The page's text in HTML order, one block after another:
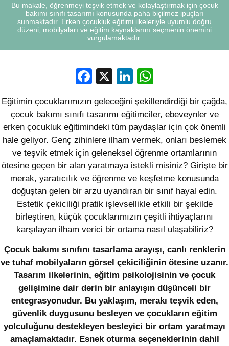
Bu makale, öğrenmeyi teşvik etmek ve kolaylaştırmak için çocuk
bakımı sınıfı tasarımı konusunda paha biçilmez ipuçları
sunmaktadır. Erken çocukluk eğitimi ilkeleriyle uyumlu doğru
düzeni, mobilyaları ve eğitim kaynaklarını seçmenin önemini
vurgulamaktadır.
Facebook
X LinkedIn
Eğitimin çocuklarımızın geleceğini şekillendirdiği bir çağda,
çocuk bakımı sınıfı tasarımı eğitimciler, ebeveynler ve
erken çocukluk eğitimindeki tüm paydaşlar için çok önemli
hale geliyor. Genç zihinlere ilham vermek, onları beslemek
ve teşvik etmek için geleneksel öğrenme ortamlarının
ötesine geçen bir alan yaratmaya istekli misiniz? Girişte bir
merak, yaratıcılık ve öğrenme ve keşfetme konusunda
doğuştan gelen bir arzu uyandıran bir sınıf hayal edin.
Estetik çekiciliği pratik işlevsellikle etkili bir şekilde
birleştiren, küçük çocuklarımızın çeşitli ihtiyaçlarını
karşılayan ilham verici bir ortama nasıl ulaşabiliriz?
Çocuk bakımı sınıfını tasarlama arayışı, canlı renklerin
ve tuhaf mobilyaların görsel çekiciliğinin ötesine uzanır.
Tasarım ilkelerinin, eğitim psikolojisinin ve çocuk
gelişimine dair derin bir anlayışın düşünceli bir
entegrasyonudur. Bu yaklaşım, merakı teşvik eden,
güvenlik duygusunu besleyen ve çocukların eğitim
yolculuğunu destekleyen besleyici bir ortam yaratmayı
amaçlamaktadır. Esnek oturma seçeneklerinin dahil